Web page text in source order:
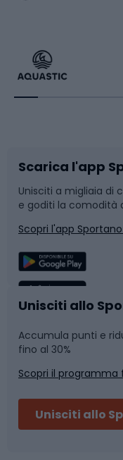
Bikepacking
Bushcraft
Corsa
Sport di squadra
Caschi da
Skitouring
Sport con le
Slitte e slittini
Snowboard
Camminata
Nuoto
Pattinaggio
Scarica l'app
Unisciti a migliaia di
e goditi la comodità
Scopri l'app Sportano
Unisciti allo
Accumula punti e
fino al 30%
Scopri il programma
Unisciti allo